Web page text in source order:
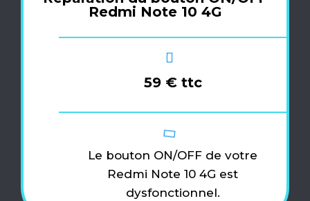
Redmi Note 10 4G
59 € ttc
Le bouton ON/OFF de votre
Redmi Note 10 4G est
dysfonctionnel.